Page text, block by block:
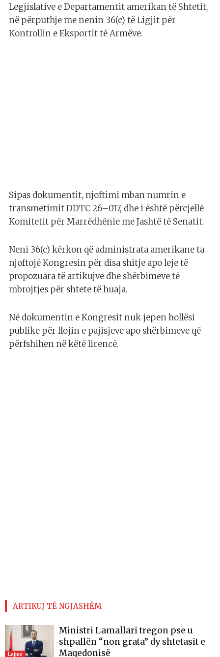
Legjislative e Departamentit amerikan të Shtetit,
në përputhje me nenin 36(c) të Ligjit për
Kontrollin e Eksportit të Armëve.
Sipas dokumentit, njoftimi mban numrin e
transmetimit DDTC 26–017, dhe i është përcjellë
Komitetit për Marrëdhënie me Jashtë të Senatit.
Neni 36(c) kërkon që administrata amerikane ta
njoftojë Kongresin për disa shitje apo leje të
propozuara të artikujve dhe shërbimeve të
mbrojtjes për shtete të huaja.
Në dokumentin e Kongresit nuk jepen hollësi
publike për llojin e pajisjeve apo shërbimeve që
përfshihen në këtë licencë.
ARTIKUJ TË NGJASHËM
Lajme
Ministri Lamallari tregon pse u
shpallën “non grata” dy shtetasit e
Maqedonisë